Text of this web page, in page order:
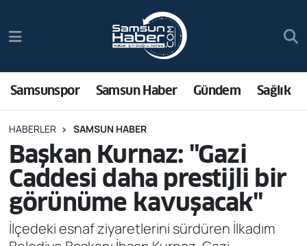
Samsunspor Samsun Haber Gündem Sağlık
HABERLER SAMSUN HABER
Başkan Kurnaz: "Gazi
Caddesi daha prestijli bir
görünüme kavuşacak"
İlçedeki esnaf ziyaretlerini sürdüren İlkadım
Samsun Haber
Sağlık
Asayiş
Bilim ve Teknoloji
Bölge
Trafik Durumu
Süper Lig Puan Durumu ve Fikstür
Tüm Manşetler
Son Dakika Haberleri
Haber Arşivi